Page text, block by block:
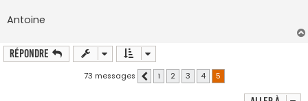
Antoine
Répondre
73 messages Précédente
1 2 3 4 5